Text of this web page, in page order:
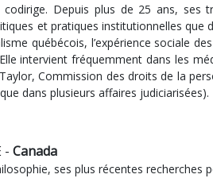
codirige. Depuis plus de 25 ans,
et pratiques institutionnelles
québécois, l’expérience sociale
intervient fréquemment dans les
Commission des droits de la
dans plusieurs affaires judiciarisées).
- Canada
ses plus récentes recherches